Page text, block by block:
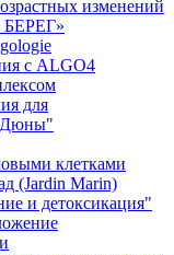
изменений
с ALGO4
для
клетками
(Jardin Marin)
и детоксикация"